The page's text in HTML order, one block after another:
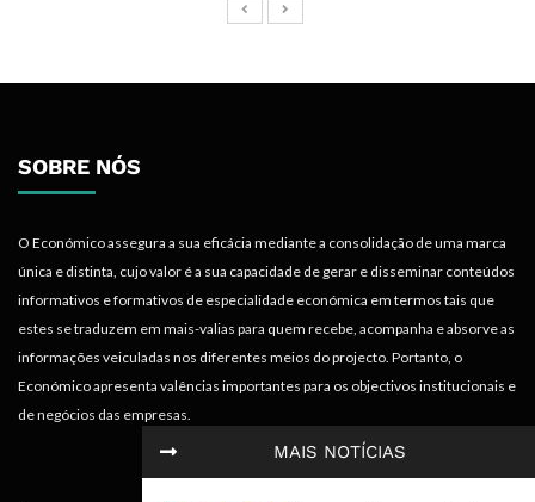
MAIS NOTÍCIAS
SOBRE NÓS
O Económico assegura a sua eficácia mediante a consolidação de uma marca
única e distinta, cujo valor é a sua capacidade de gerar e disseminar conteúdos
informativos e formativos de especialidade económica em termos tais que
estes se traduzem em mais-valias para quem recebe, acompanha e absorve as
informações veiculadas nos diferentes meios do projecto. Portanto, o
Económico apresenta valências importantes para os objectivos institucionais e
de negócios das empresas.